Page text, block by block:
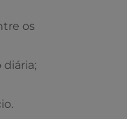
os
diária;